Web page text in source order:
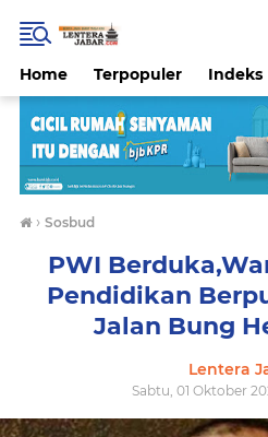
Home Terpopuler Indeks
› Sosbud
PWI
Pendidikan
Jalan Bung
Lentera
Sabtu, 01 Oktober